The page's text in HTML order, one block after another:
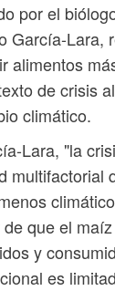
por el
García-Lara,
alimentos
de crisis
climático.
Lara, "la
multifactorial
que el
y
es